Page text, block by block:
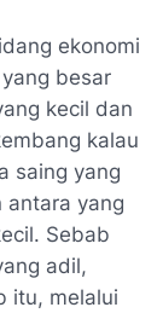
ekonomi
besar
kecil dan
kalau
saing yang
antara yang
Sebab
adil,
itu, melalui